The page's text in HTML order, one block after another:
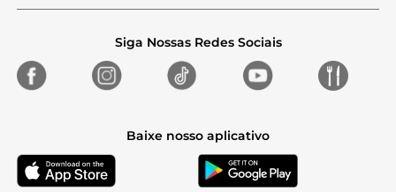
Siga Nossas Redes Sociais
Baixe nosso aplicativo